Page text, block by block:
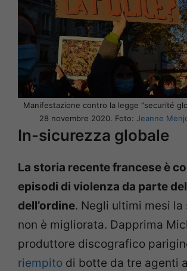
Manifestazione contro la legge “securité
28 novembre 2020. Foto: Jeanne
In-sicurezza globale
La storia recente francese è
episodi di violenza da parte
dell’ordine. Negli ultimi mesi la
non è migliorata. Dapprima
produttore discografico
riempito di botte da tre agenti